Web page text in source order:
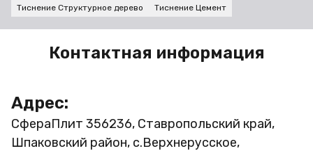
Тиснение Структурное дерево
Тиснение Цемент
Контактная информация
Адрес:
СфераПлит 356236, Ставропольский край,
Шпаковский район, с.Верхнерусское,